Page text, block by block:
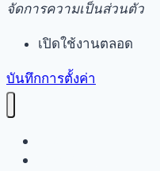
จัดการความเป็นส่วนตัว
เปิดใช้งานตลอด
บันทึกการตั้งค่า